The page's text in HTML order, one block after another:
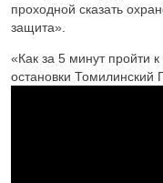
проходной сказать
защита».
«Как за 5 минут пройти
остановки Томилинский